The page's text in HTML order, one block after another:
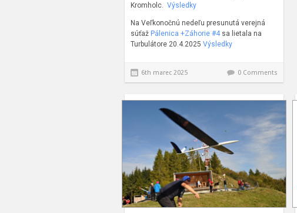
Kromholc. Výsledky
Na Veľkonočnú nedeľu presunutá verejná
súťaž Pálenica +Záhorie #4 sa lietala na
Turbulátore 20.4.2025 Výsledky
6th marec 2025 0 Comments